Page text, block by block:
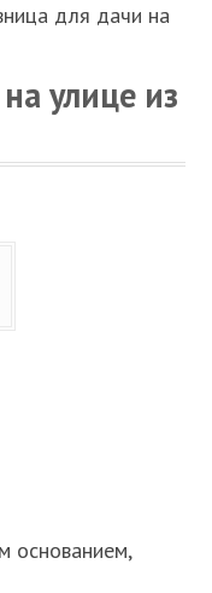
для дачи на
улице из
основанием,